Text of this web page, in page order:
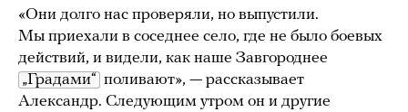
«Они долго нас проверяли, но выпустили.
Мы приехали в соседнее село, где не было боевых
действий, и видели, как наше Завгороднее
„Градами“ поливают», — рассказывает
Александр. Следующим утром он и другие